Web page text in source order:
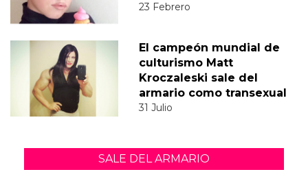
23 Febrero
El campeón mundial de
culturismo Matt
Kroczaleski sale del
armario como transexual
31 Julio
SALE DEL ARMARIO